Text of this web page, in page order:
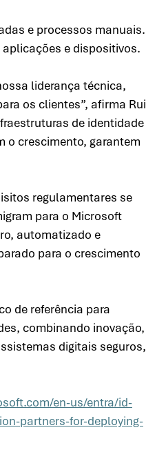
e processos manuais.
e dispositivos.
liderança técnica,
os clientes”, afirma Rui
de identidade
o crescimento, garantem
regulamentares se
para o Microsoft
automatizado e
para o crescimento
de referência para
combinando inovação,
digitais seguros,
en-us/entra/id-
partners-for-deploying-